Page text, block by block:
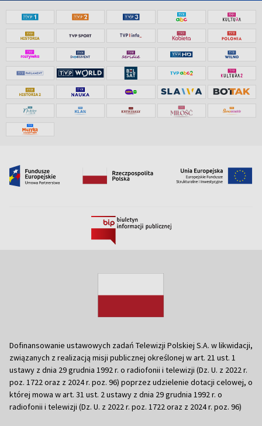
Dofinansowanie ustawowych zadań Telewizji Polskiej S.A. w likwidacji,
związanych z realizacją misji publicznej określonej w art. 21 ust. 1
ustawy z dnia 29 grudnia 1992 r. o radiofonii i telewizji (Dz. U. z 2022 r.
poz. 1722 oraz z 2024 r. poz. 96) poprzez udzielenie dotacji celowej, o
której mowa w art. 31 ust. 2 ustawy z dnia 29 grudnia 1992 r. o
radiofonii i telewizji (Dz. U. z 2022 r. poz. 1722 oraz z 2024 r. poz. 96)